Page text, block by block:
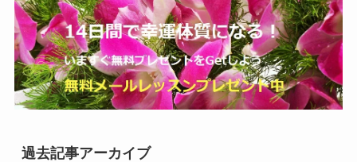
過去記事アーカイブ